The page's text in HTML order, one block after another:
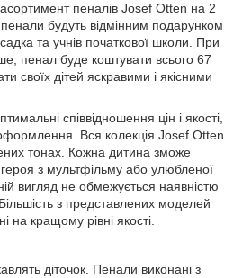
пеналів Josef Otten на 2
будуть відмінним подарунком
та учнів початкової школи. При
пенал буде коштувати всього 67
своїх дітей яскравими і якісними
співвідношення цін і якості,
Вся колекція Josef Otten
тонах. Кожна дитина зможе
з мультфільму або улюбленої
вигляд не обмежується наявністю
з представлених моделей
на кращому рівні якості.
діточок. Пенали виконані з